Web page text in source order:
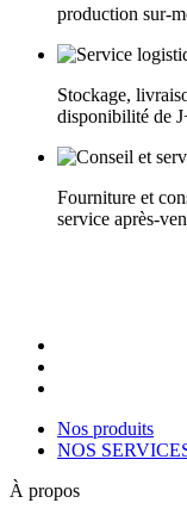
production sur-
Stockage,
disponibilité de
Fourniture et
service après-
Nos produits
NOS
À propos